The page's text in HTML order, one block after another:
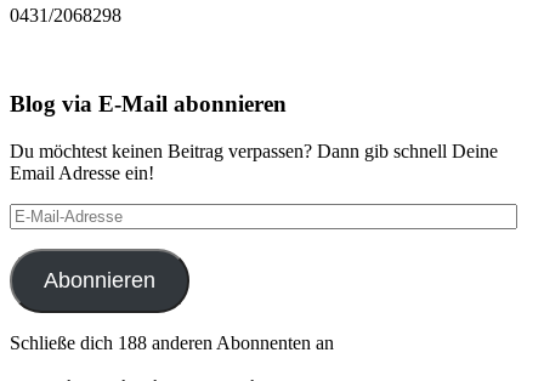
0431/2068298
Blog via E-Mail abonnieren
Du möchtest keinen Beitrag verpassen? Dann gib schnell Deine
Email Adresse ein!
E-
Mail-
Adresse
Abonnieren
Schließe dich 188 anderen Abonnenten an